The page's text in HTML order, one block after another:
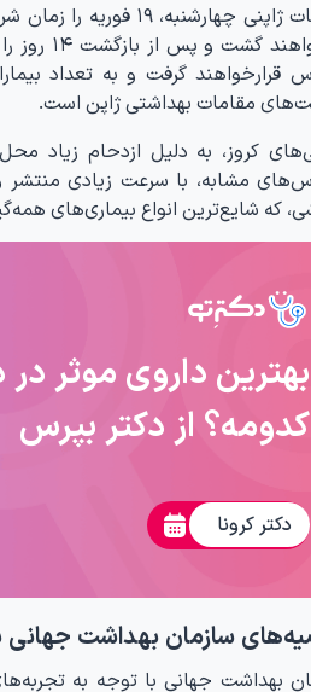
مقامات ژاپنی
قرارخواهند گرفت و به تعداد
مقامات بهداشتی ژاپن است.
کروز، به دلیل ازدحام زیاد
مشابه، با سرعت زیادی
که شایع‌ترین انواع بیماری‌های
بهترین داروی موثر در
کدومه؟ از دکتر بپرس
دکتر کرونا
سازمان بهداشت جهانی
بهداشت جهانی با توجه به